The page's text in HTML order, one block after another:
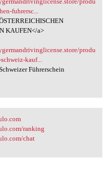
fuhrersc...
KAUFEN</a>
produ
kauf...
Führerschein
ranking
chat